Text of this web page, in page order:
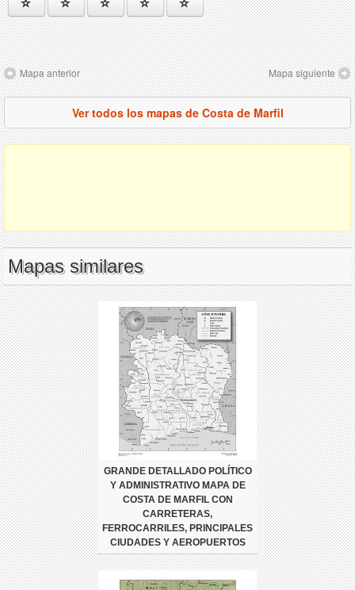
Mapa anterior Mapa siguiente
Ver todos los mapas de Costa de Marfil
Mapas similares
GRANDE DETALLADO POLÍTICO
Y ADMINISTRATIVO MAPA DE
COSTA DE MARFIL CON
CARRETERAS,
FERROCARRILES, PRINCIPALES
CIUDADES Y AEROPUERTOS